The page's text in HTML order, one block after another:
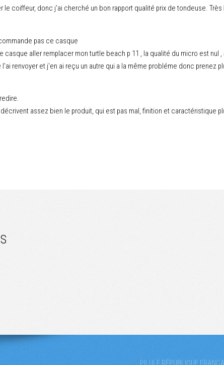
coiffeur, donc j'ai cherché un bon rapport qualité prix de tondeuse.
pas ce casque
aller remplacer mon turtle beach p 11 , la qualité du micro est
renvoyer et j'en ai reçu un autre qui a la même probléme donc
assez bien le produit, qui est pas mal, finition et caractéristique
PILULE RÉPUBLIQUE